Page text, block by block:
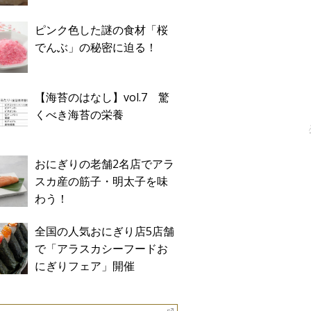
ピンク色した謎の食材「桜
でんぶ」の秘密に迫る！
【海苔のはなし】vol.7 驚
くべき海苔の栄養
おにぎりの老舗2名店でアラ
スカ産の筋子・明太子を味
わう！
全国の人気おにぎり店5店舗
で「アラスカシーフードお
にぎりフェア」開催